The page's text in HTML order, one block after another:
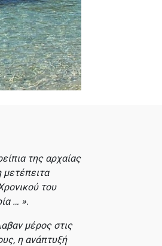
της αρχαίας
μετέπειτα
του
… ».
μέρος στις
η ανάπτυξή